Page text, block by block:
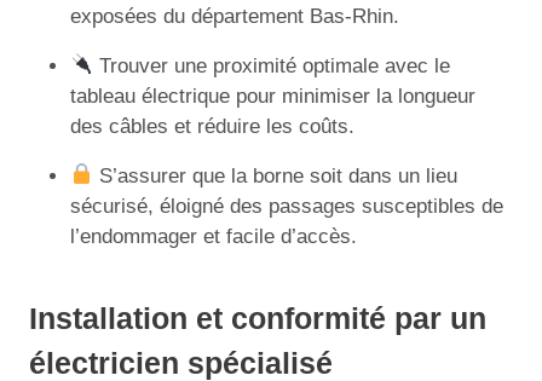
exposées du département Bas-Rhin.
Trouver une proximité optimale avec le
tableau électrique pour minimiser la longueur
des câbles et réduire les coûts.
S’assurer que la borne soit dans un lieu
sécurisé, éloigné des passages susceptibles de
l’endommager et facile d’accès.
Installation et conformité par un
électricien spécialisé